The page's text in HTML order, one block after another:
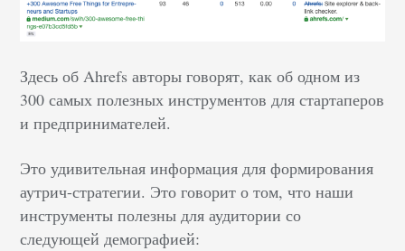
Здесь об Ahrefs авторы говорят, как об одном из
300 самых полезных инструментов для стартаперов
и предпринимателей.
Это удивительная информация для формирования
аутрич-стратегии. Это говорит о том, что наши
инструменты полезны для аудитории со
следующей демографией: